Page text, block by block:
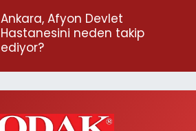
Ankara, Afyon Devlet
Hastanesini neden takip
ediyor?